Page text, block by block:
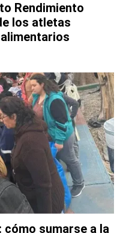
Rendimiento
los atletas
cómo sumarse a la